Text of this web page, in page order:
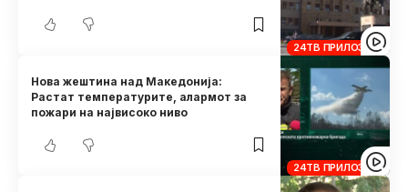
24ТВ ПРИЛОЗИ
24ТВ ПРИЛОЗИ
Нова жештина над Македонија:
Растат температурите, алармот за
пожари на највисоко ниво